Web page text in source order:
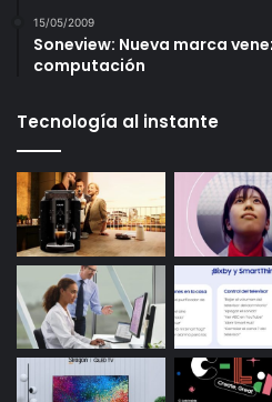
15/05/2009
Soneview: Nueva marca
computación
Tecnología al instante